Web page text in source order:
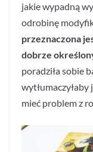
jakie wypadną
odrobinę
przeznaczona
dobrze
poradziła sobie
wytłumaczyłaby
mieć problem z